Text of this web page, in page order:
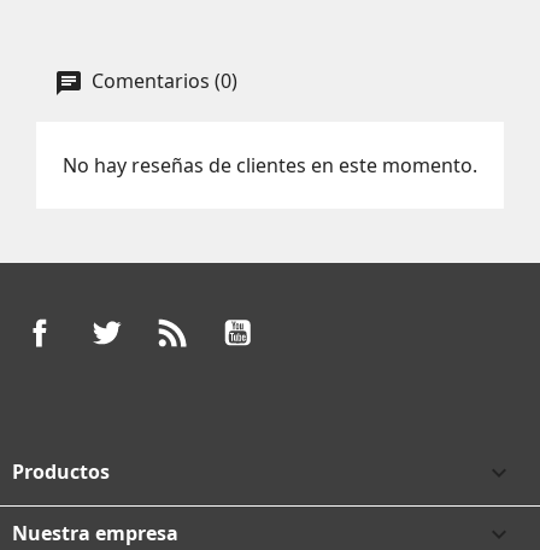
Comentarios (0)
No hay reseñas de clientes en este momento.
FacebookTwitter
Productos 
Nuestra empresa 